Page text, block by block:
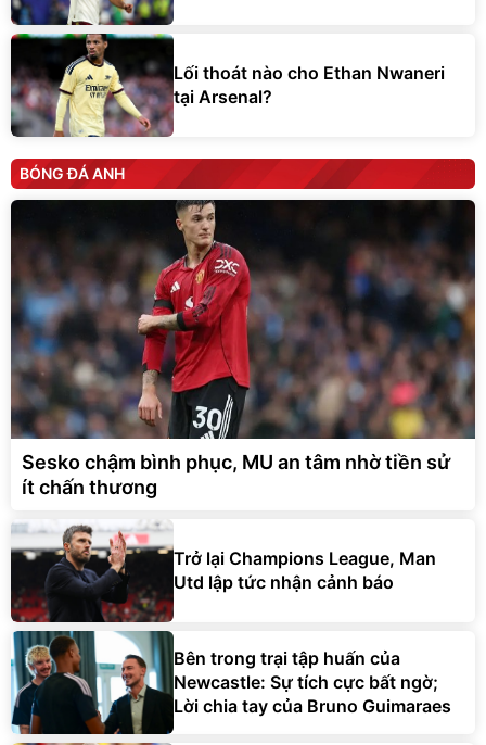
Lối thoát nào cho Ethan Nwaneri
tại Arsenal?
BÓNG ĐÁ ANH
Sesko chậm bình phục, MU an tâm nhờ tiền sử
ít chấn thương
Trở lại Champions League, Man
Utd lập tức nhận cảnh báo
Bên trong trại tập huấn của
Newcastle: Sự tích cực bất ngờ;
Lời chia tay của Bruno Guimaraes